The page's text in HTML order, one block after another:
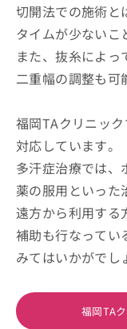
切開法での施術と
タイムが少ないこ
また、抜糸によっ
二重幅の調整も可
福岡TAクリニッ
対応しています。
多汗症治療では、
薬の服用といった
遠方から利用する
補助も行なってい
みてはいかがでし
福岡TA